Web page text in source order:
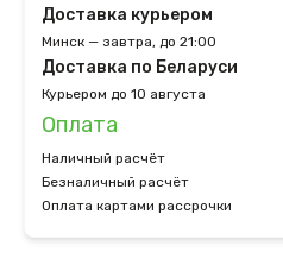
Доставка курьером
Минск — завтра, до 21:00
Доставка по Беларуси
Курьером до 10 августа
Оплата
Наличный расчёт
Безналичный расчёт
Оплата картами рассрочки